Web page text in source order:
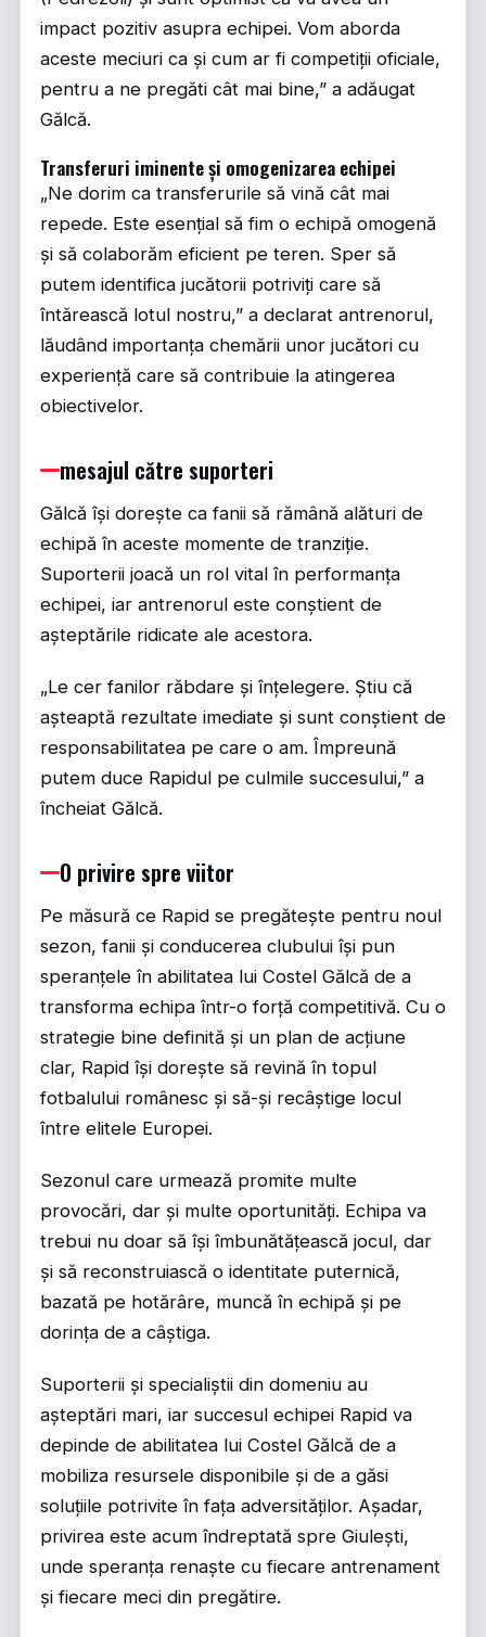
impact pozitiv asupra echipei. Vom aborda
aceste meciuri ca și cum ar fi competiții oficiale,
pentru a ne pregăti cât mai bine,” a adăugat
Gălcă.
Transferuri iminente și omogenizarea echipei
„Ne dorim ca transferurile să vină cât mai
repede. Este esențial să fim o echipă omogenă
și să colaborăm eficient pe teren. Sper să
putem identifica jucătorii potriviți care să
întărească lotul nostru,” a declarat antrenorul,
lăudând importanța chemării unor jucători cu
experiență care să contribuie la atingerea
obiectivelor.
mesajul către suporteri
Gălcă își dorește ca fanii să rămână alături de
echipă în aceste momente de tranziție.
Suporterii joacă un rol vital în performanța
echipei, iar antrenorul este conștient de
așteptările ridicate ale acestora.
„Le cer fanilor răbdare și înțelegere. Știu că
așteaptă rezultate imediate și sunt conștient de
responsabilitatea pe care o am. Împreună
putem duce Rapidul pe culmile succesului,” a
încheiat Gălcă.
O privire spre viitor
Pe măsură ce Rapid se pregătește pentru noul
sezon, fanii și conducerea clubului își pun
speranțele în abilitatea lui Costel Gălcă de a
transforma echipa într-o forță competitivă. Cu o
strategie bine definită și un plan de acțiune
clar, Rapid își dorește să revină în topul
fotbalului românesc și să-și recâștige locul
între elitele Europei.
Sezonul care urmează promite multe
provocări, dar și multe oportunități. Echipa va
trebui nu doar să își îmbunătățească jocul, dar
și să reconstruiască o identitate puternică,
bazată pe hotărâre, muncă în echipă și pe
dorința de a câștiga.
Suporterii și specialiștii din domeniu au
așteptări mari, iar succesul echipei Rapid va
depinde de abilitatea lui Costel Gălcă de a
mobiliza resursele disponibile și de a găsi
soluțiile potrivite în fața adversităților. Așadar,
privirea este acum îndreptată spre Giulești,
unde speranța renaște cu fiecare antrenament
și fiecare meci din pregătire.